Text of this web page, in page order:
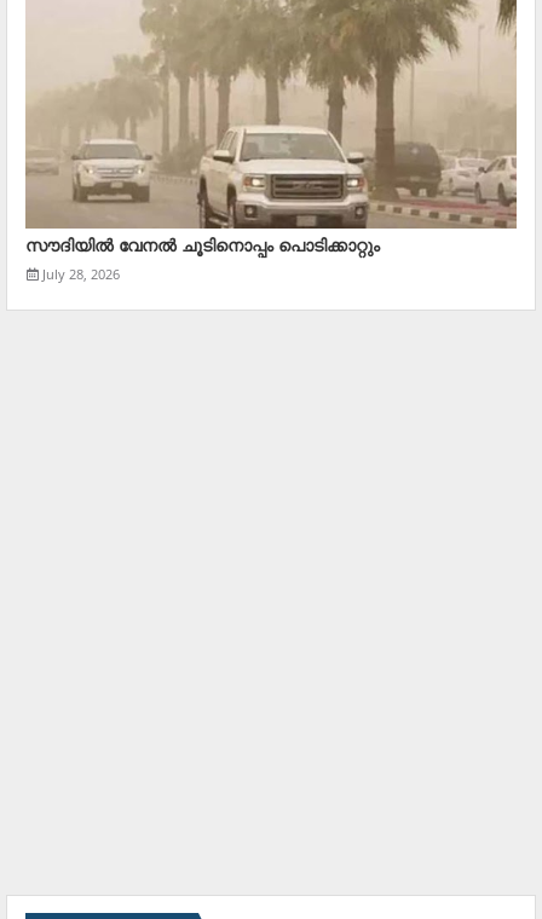
സൗദിയിൽ വേനല്‍ ചൂടിനൊപ്പം പൊടിക്കാറ്റും
July 28, 2026